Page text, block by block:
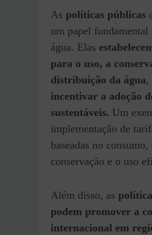
As políticas públicas
um papel fundamental
água. Elas
para o uso, a
distribuição da água,
incentivar a adoção
sustentáveis. Um
implementação de
baseadas no
conservação e o uso
Além disso, as
podem promover a
internacional em